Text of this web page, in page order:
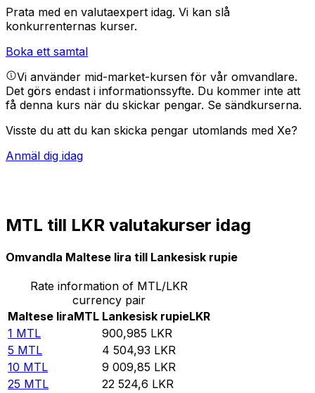
Prata med en valutaexpert idag. Vi kan slå
konkurrenternas kurser.
Boka ett samtal
Vi använder mid-market-kursen för vår omvandlare.
Det görs endast i informationssyfte. Du kommer inte att
få denna kurs när du skickar pengar. Se sändkurserna.
Visste du att du kan skicka pengar utomlands med Xe?
Anmäl dig idag
MTL till LKR valutakurser idag
Omvandla Maltese lira till Lankesisk rupie
Rate information of MTL/LKR
currency pair
Maltese liraMTL Lankesisk rupieLKR
1 MTL 900,985 LKR
5 MTL 4 504,93 LKR
10 MTL 9 009,85 LKR
25 MTL 22 524,6 LKR